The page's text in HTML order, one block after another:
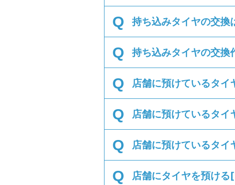
Q 持ち込みタイヤの交換
Q 持ち込みタイヤの交換
Q 店舗に預けているタイ
Q 店舗に預けているタイ
Q 店舗に預けているタイ
Q 店舗にタイヤを預ける